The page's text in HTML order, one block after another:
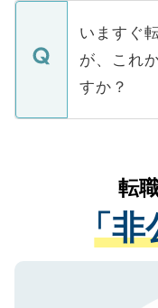
に、医療機
みを人材紹
ています。
の辞退の連
個人情報が
で、ご安心
などで収集
ご本人のキ
支援を目的
ているすべ
は、個人情
管理基準を
る、プライ
で、機密保
いますぐ
が、これ
すか？
かがいして
経験をまじ
させていた
ない方には
ので、まず
転
「